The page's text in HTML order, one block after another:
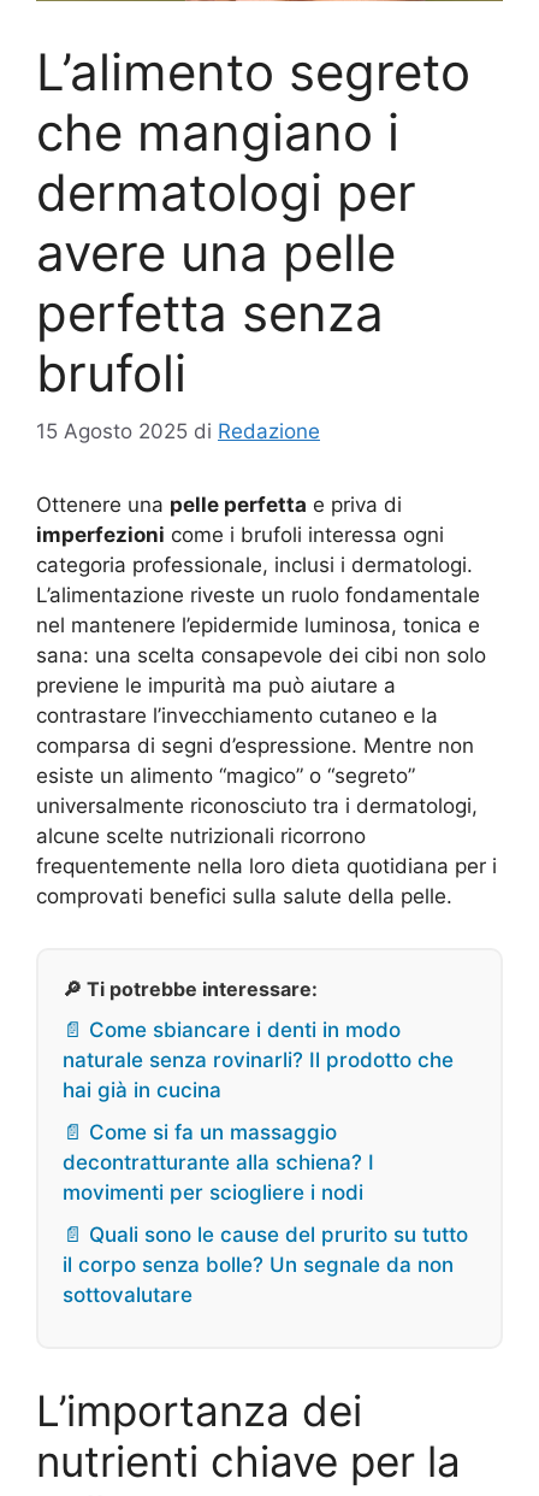
L’alimento segreto
che mangiano i
dermatologi per
avere una pelle
perfetta senza
brufoli
15 Agosto 2025 di Redazione
Ottenere una pelle perfetta e priva di
imperfezioni come i brufoli interessa ogni
categoria professionale, inclusi i dermatologi.
L’alimentazione riveste un ruolo fondamentale
nel mantenere l’epidermide luminosa, tonica e
sana: una scelta consapevole dei cibi non solo
previene le impurità ma può aiutare a
contrastare l’invecchiamento cutaneo e la
comparsa di segni d’espressione. Mentre non
esiste un alimento “magico” o “segreto”
universalmente riconosciuto tra i dermatologi,
alcune scelte nutrizionali ricorrono
frequentemente nella loro dieta quotidiana per i
comprovati benefici sulla salute della pelle.
🔎 Ti potrebbe interessare:
📄 Come sbiancare i denti in modo
naturale senza rovinarli? Il prodotto che
hai già in cucina
📄 Come si fa un massaggio
decontratturante alla schiena? I
movimenti per sciogliere i nodi
📄 Quali sono le cause del prurito su tutto
il corpo senza bolle? Un segnale da non
sottovalutare
L’importanza dei
nutrienti chiave per la